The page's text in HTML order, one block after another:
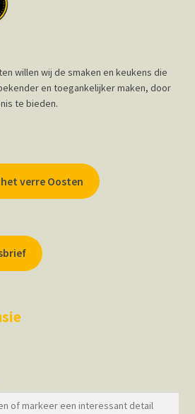
willen wij de smaken en keukens die
en toegankelijker maken, door
te bieden.
verre Oosten